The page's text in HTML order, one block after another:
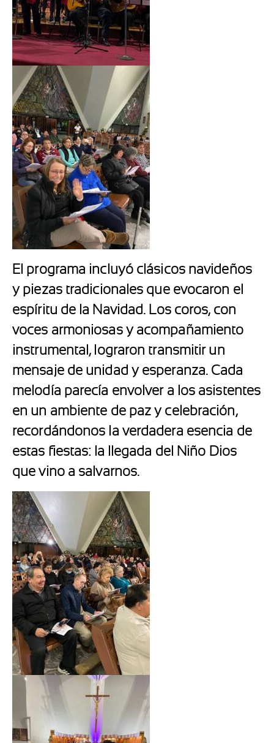
El programa incluyó clásicos navideños
y piezas tradicionales que evocaron el
espíritu de la Navidad. Los coros, con
voces armoniosas y acompañamiento
instrumental, lograron transmitir un
mensaje de unidad y esperanza. Cada
melodía parecía envolver a los asistentes
en un ambiente de paz y celebración,
recordándonos la verdadera esencia de
estas fiestas: la llegada del Niño Dios
que vino a salvarnos.